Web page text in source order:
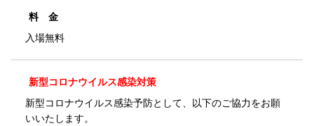
料 金
入場無料
新型コロナウイルス感染対策
新型コロナウイルス感染予防として、以下のご協力をお願
いいたします。